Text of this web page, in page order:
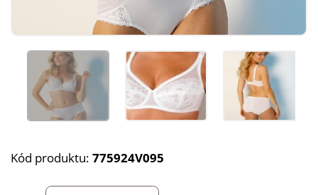
Kód produktu: 775924V095